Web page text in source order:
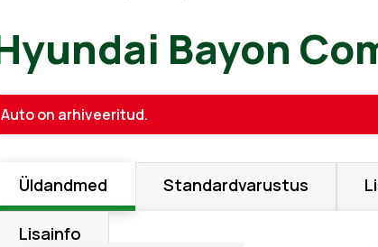
Hyundai Bayon
Auto on arhiveeritud.
Üldandmed Standardvarustus
Lisainfo